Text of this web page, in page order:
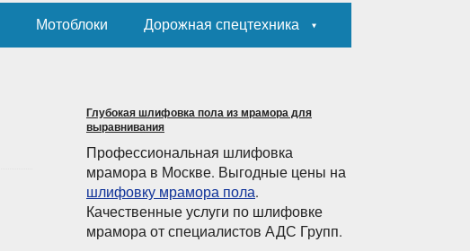
Мотоблоки Дорожная спецтехника
Глубокая шлифовка пола из мрамора для
выравнивания
Профессиональная шлифовка
мрамора в Москве. Выгодные цены на
шлифовку мрамора пола.
Качественные услуги по шлифовке
мрамора от специалистов АДС Групп.